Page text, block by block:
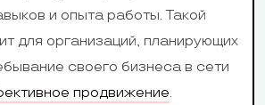
и опыта работы. Такой
для организаций, планирующих
своего бизнеса в сети
продвижение.